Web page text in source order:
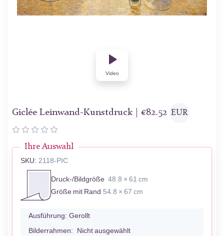
Video
Giclée Leinwand-Kunstdruck | €82.52 EUR
Ihre Auswahl
SKU: 2118-PIC
Druck-/Bildgröße 48.8 × 61 cm
Größe mit Rand 54.8 × 67 cm
Ausführung: Gerollt
Bilderrahmen: Nicht ausgewählt